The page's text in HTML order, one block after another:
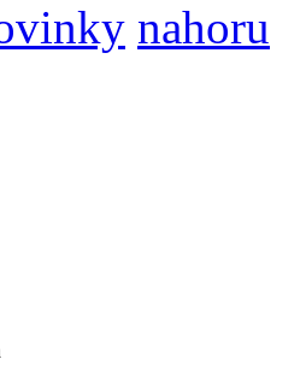
nahoru